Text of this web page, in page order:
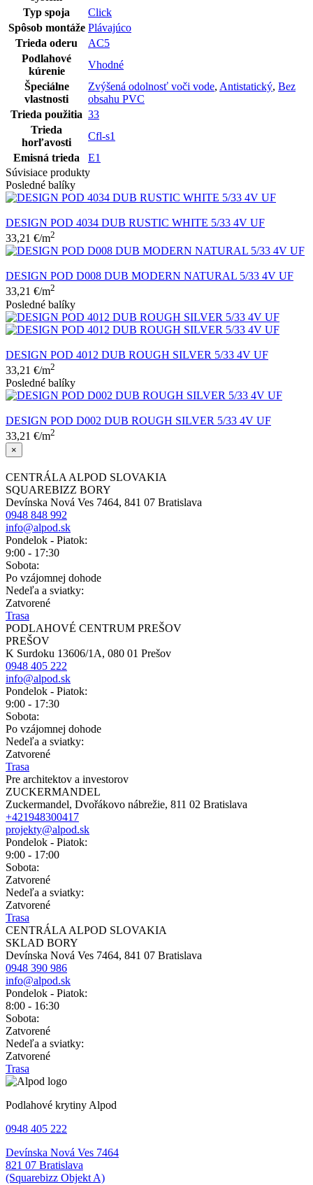
Typ spoja
Click
Spôsob montáže Plávajúco
Trieda oderu
AC5
Podlahové
kúrenie
Vhodné
Špeciálne
vlastnosti
Zvýšená odolnosť voči vode, Antistatický, Bez
obsahu PVC
Trieda použitia 33
Trieda
horľavosti
Cfl-s1
Emisná trieda
E1
Súvisiace produkty
Posledné balíky
DESIGN POD 4034 DUB RUSTIC WHITE 5/33 4V UF
33,21 €/m2
DESIGN POD D008 DUB MODERN NATURAL 5/33 4V UF
33,21 €/m2
Posledné balíky
DESIGN POD 4012 DUB ROUGH SILVER 5/33 4V UF
33,21 €/m2
Posledné balíky
DESIGN POD D002 DUB ROUGH SILVER 5/33 4V UF
33,21 €/m2
×
CENTRÁLA ALPOD SLOVAKIA
SQUAREBIZZ BORY
Devínska Nová Ves 7464, 841 07 Bratislava
0948 848 992
info@alpod.sk
Pondelok - Piatok:
9:00 - 17:30
Sobota:
Po vzájomnej dohode
Nedeľa a sviatky:
Zatvorené
Trasa
PODLAHOVÉ CENTRUM PREŠOV
PREŠOV
K Surdoku 13606/1A, 080 01 Prešov
0948 405 222
info@alpod.sk
Pondelok - Piatok:
9:00 - 17:30
Sobota:
Po vzájomnej dohode
Nedeľa a sviatky:
Zatvorené
Trasa
Pre architektov a investorov
ZUCKERMANDEL
Zuckermandel, Dvořákovo nábrežie, 811 02 Bratislava
+421948300417
projekty@alpod.sk
Pondelok - Piatok:
9:00 - 17:00
Sobota:
Zatvorené
Nedeľa a sviatky:
Zatvorené
Trasa
CENTRÁLA ALPOD SLOVAKIA
SKLAD BORY
Devínska Nová Ves 7464, 841 07 Bratislava
0948 390 986
info@alpod.sk
Pondelok - Piatok:
8:00 - 16:30
Sobota:
Zatvorené
Nedeľa a sviatky:
Zatvorené
Trasa
Podlahové krytiny Alpod
0948 405 222
Devínska Nová Ves 7464
821 07 Bratislava
(Squarebizz Objekt A)